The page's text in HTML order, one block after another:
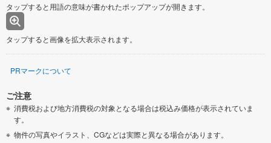
タップすると用語の意味が書かれたポップアップが開きます。
タップすると画像を拡大表示されます。
PRマークについて
ご注意
消費税および地方消費税の対象となる場合は税込み価格が表示されていま
す。
物件の写真やイラスト、CGなどは実際と異なる場合があります。